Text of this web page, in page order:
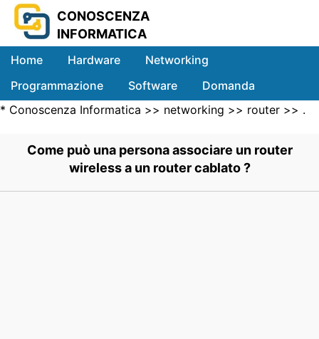
CONOSCENZA
INFORMATICA
Home Hardware
Networking
Programmazione
Software
Domanda
Sistemi
* Conoscenza Informatica >> networking >> router >> .
Come può una persona associare un router
wireless a un router cablato ?